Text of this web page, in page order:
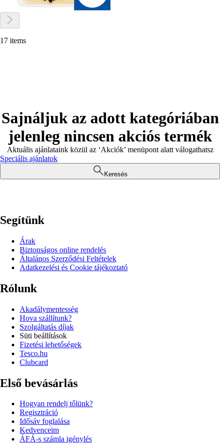
17 items
Sajnáljuk az adott kategóriában
jelenleg nincsen akciós termék
Aktuális ajánlataink közül az ‘Akciók’ menüpont alatt válogathatsz
Speciális ajánlatok
Keresés
Segítünk
Árak
Biztonságos online rendelés
Általános Szerződési Feltételek
Adatkezelési és Cookie tájékoztató
Rólunk
Akadálymentesség
Hova szállítunk?
Szolgáltatás díjak
Süti beállítások
Fizetési lehetőségek
Tesco.hu
Clubcard
Első bevásárlás
Hogyan rendelj tőlünk?
Regisztráció
Idősáv foglalása
Kedvenceim
ÁFÁ-s számla igénylés